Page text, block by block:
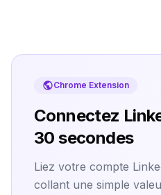
Chrome Extension
Connectez
30 secondes
Liez votre compte
collant une simple